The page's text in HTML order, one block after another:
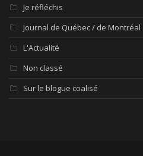
Je réfléchis
Journal de Québec / de Montréal
L'Actualité
Non classé
Sur le blogue coalisé